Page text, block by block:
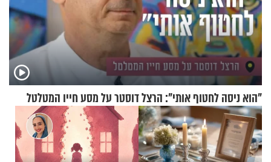
"הוא ניסה לחטוף אותי": הרצל דוסטר על מסע חייו המטלטל